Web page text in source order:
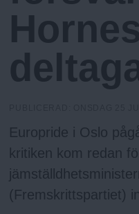
N
u
Hornes
Europride i Oslo
kritiken kom redan
(Fremskrittspartiet)